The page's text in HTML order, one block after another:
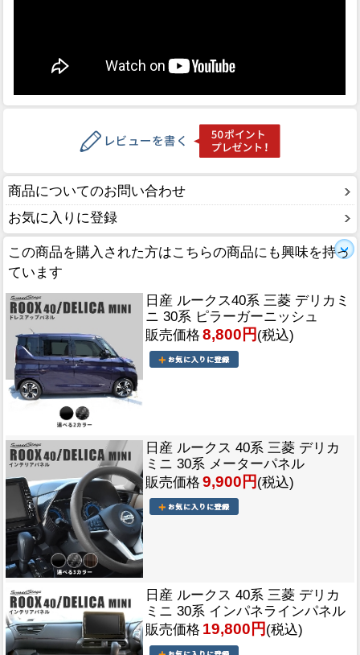
商品についてのお問い合わせ
お気に入りに登録
この商品を購入された方はこちらの商品にも興味を持っ
ています
日産 ルークス40系 三菱 デリカミ
ニ 30系 ピラーガーニッシュ
販売価格 8,800円 (税込)
日産 ルークス 40系 三菱 デリカ
ミニ 30系 メーターパネル
販売価格 9,900円 (税込)
日産 ルークス 40系 三菱 デリカ
ミニ 30系 インパネラインパネル
販売価格 19,800円 (税込)